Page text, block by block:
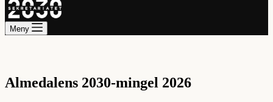
Meny
Almedalens 2030-mingel 2026